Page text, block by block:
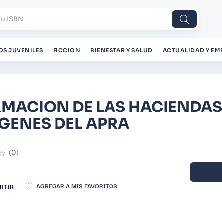
JUVENILES FICCION BIENESTAR Y SALUD ACTUALIDAD Y
DE LAS
DEL APRA
(0)